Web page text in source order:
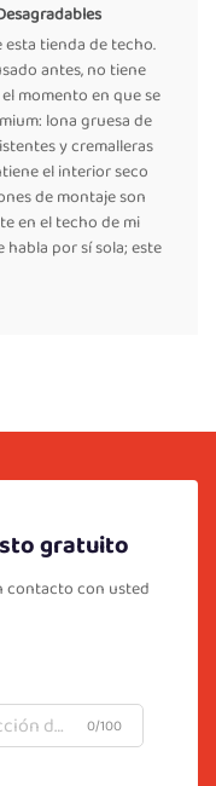
tienda de techo.
antes, no tiene
momento en que se
lona gruesa de
y cremalleras
el interior seco
de montaje son
en el techo de mi
habla por sí sola; este
gratuito
contacto con usted
0/100